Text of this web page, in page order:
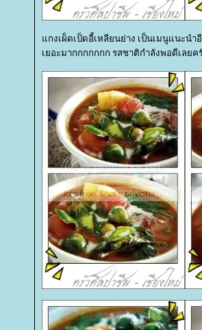
กงเผ็ดเป็ดอี้เหลียนย่าง เป็นเมนูแนะนำ
เยอะมากกกกกกก รสชาติกำลังพอดีเลย